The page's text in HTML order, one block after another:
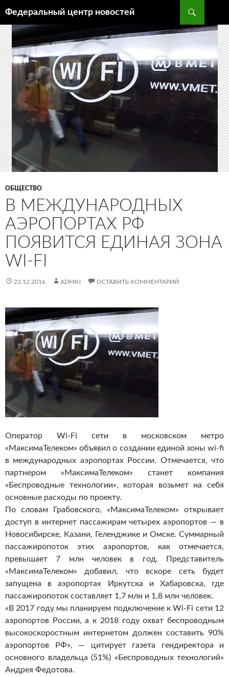
Федеральный центр новостей
К
СОДЕРЖИМОМУ
ОБЩЕСТВО
В МЕЖДУНАРОДНЫХ
АЭРОПОРТАХ РФ
ПОЯВИТСЯ ЕДИНАЯ ЗОНА
WI-FI
22.12.2016 ADMIN ОСТАВИТЬ КОММЕНТАРИЙ
Оператор Wi-Fi сети в московском метро
«МаксимаТелеком» объявил о создании единой зоны wi-fi
в международных аэропортах России. Отмечается, что
партнером «МаксимаТелеком» станет компания
«Беспроводные технологии», которая возьмет на себя
основные расходы по проекту.
По словам Грабовского, «МаксимаТелеком» открывает
доступ в интернет пассажирам четырех аэропортов — в
Новосибирске, Казани, Геленджике и Омске. Суммарный
пассажиропоток этих аэропортов, как отмечается,
превышает 7 млн человек в год. Представитель
«МаксимаТелеком» добавил, что вскоре сеть будет
запущена в аэропортах Иркутска и Хабаровска, где
пассажиропоток составляет 1,7 млн и 1,8 млн человек.
«В 2017 году мы планируем подключение к Wi-Fi сети 12
аэропортов России, а к 2018 году охват беспроводным
высокоскоростным интернетом должен составить 90%
аэропортов РФ», — цитирует газета гендиректора и
основного владельца (51%) «Беспроводных технологий»
Андрея Федотова.